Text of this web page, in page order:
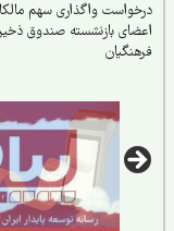
واگذاری سهم مالکانه
بازنشسته صندوق ذخیره